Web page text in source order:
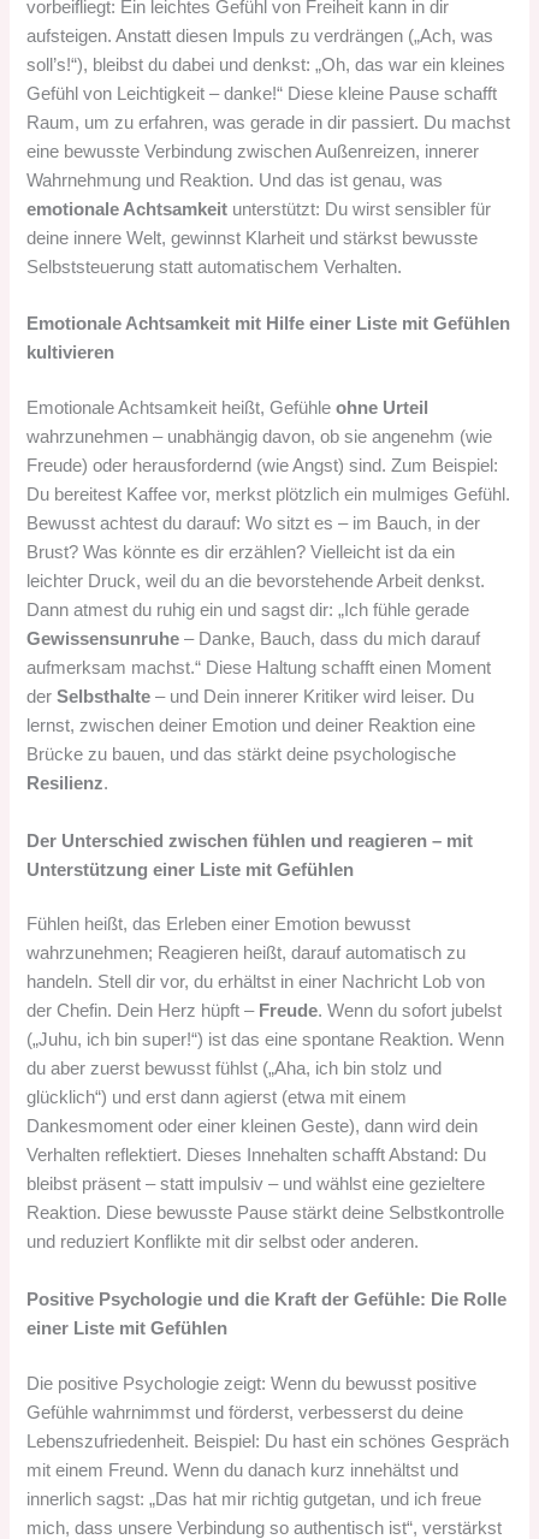
vorbeifliegt: Ein leichtes Gefühl von Freiheit kann in dir
aufsteigen. Anstatt diesen Impuls zu verdrängen („Ach, was
soll’s!“), bleibst du dabei und denkst: „Oh, das war ein kleines
Gefühl von Leichtigkeit – danke!“ Diese kleine Pause schafft
Raum, um zu erfahren, was gerade in dir passiert. Du machst
eine bewusste Verbindung zwischen Außenreizen, innerer
Wahrnehmung und Reaktion. Und das ist genau, was
emotionale Achtsamkeit unterstützt: Du wirst sensibler für
deine innere Welt, gewinnst Klarheit und stärkst bewusste
Selbststeuerung statt automatischem Verhalten.
Emotionale Achtsamkeit mit Hilfe einer Liste mit Gefühlen
kultivieren
Emotionale Achtsamkeit heißt, Gefühleohne Urteil
wahrzunehmen – unabhängig davon, ob sie angenehm (wie
Freude) oder herausfordernd (wie Angst) sind. Zum Beispiel:
Du bereitest Kaffee vor, merkst plötzlich ein mulmiges Gefühl.
Bewusst achtest du darauf: Wo sitzt es – im Bauch, in der
Brust? Was könnte es dir erzählen? Vielleicht ist da ein
leichter Druck, weil du an die bevorstehende Arbeit denkst.
Dann atmest du ruhig ein und sagst dir: „Ich fühle gerade
Gewissensunruhe – Danke, Bauch, dass du mich darauf
aufmerksam machst.“ Diese Haltung schafft einen Moment
derSelbsthalte – und Dein innerer Kritiker wird leiser. Du
lernst, zwischen deiner Emotion und deiner Reaktion eine
Brücke zu bauen, und das stärkt deine psychologische
Resilienz.
Der Unterschied zwischen fühlen und reagieren – mit
Unterstützung einer Liste mit Gefühlen
Fühlen heißt, das Erleben einer Emotion bewusst
wahrzunehmen; Reagieren heißt, darauf automatisch zu
handeln. Stell dir vor, du erhältst in einer Nachricht Lob von
der Chefin. Dein Herz hüpft – Freude. Wenn du sofort jubelst
(„Juhu, ich bin super!“) ist das eine spontane Reaktion. Wenn
du aber zuerst bewusst fühlst („Aha, ich bin stolz und
glücklich“) und erst dann agierst (etwa mit einem
Dankesmoment oder einer kleinen Geste), dann wird dein
Verhalten reflektiert. Dieses Innehalten schafft Abstand: Du
bleibst präsent – statt impulsiv – und wählst eine gezieltere
Reaktion. Diese bewusste Pause stärkt deine Selbstkontrolle
und reduziert Konflikte mit dir selbst oder anderen.
Positive Psychologie und die Kraft der Gefühle: Die Rolle
einer Liste mit Gefühlen
Die positive Psychologie zeigt: Wenn du bewusst positive
Gefühle wahrnimmst und förderst, verbesserst du deine
Lebenszufriedenheit. Beispiel: Du hast ein schönes Gespräch
mit einem Freund. Wenn du danach kurz innehältst und
innerlich sagst: „Das hat mir richtig gutgetan, und ich freue
mich, dass unsere Verbindung so authentisch ist“, verstärkst